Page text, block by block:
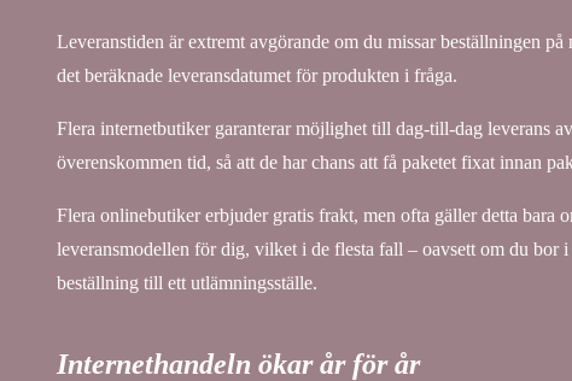
Leveranstiden är extremt avgörande om du missar beställningen
det beräknade leveransdatumet för produkten i fråga.
Flera internetbutiker garanterar möjlighet till dag-till-dag leverans
överenskommen tid, så att de har chans att få paketet fixat innan
Flera onlinebutiker erbjuder gratis frakt, men ofta gäller detta bara
leveransmodellen för dig, vilket i de flesta fall – oavsett om du bor
beställning till ett utlämningsställe.
Internethandeln ökar år för år